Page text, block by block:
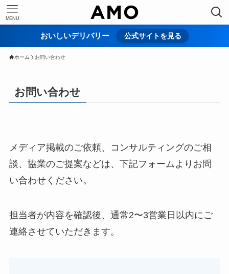
MENU
おいしいデリバリー 公式サイトを見る
ホーム お問い合わせ
お問い合わせ
メディア掲載のご依頼、コンサルティングのご相
談、協業のご提案などは、下記フォームよりお問
い合わせください。
担当者が内容を確認後、通常2〜3営業日以内にご
連絡させていただきます。